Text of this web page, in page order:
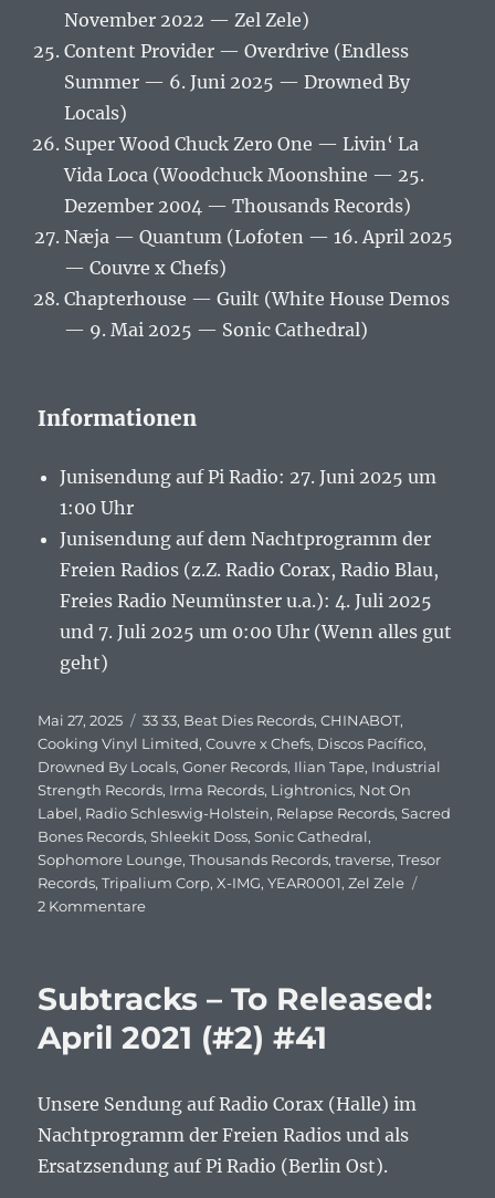
November 2022 — Zel Zele)
Content Provider — Overdrive (Endless
Summer — 6. Juni 2025 — Drowned By
Locals)
Super Wood Chuck Zero One — Livin‘ La
Vida Loca (Woodchuck Moonshine — 25.
Dezember 2004 — Thousands Records)
Næja — Quantum (Lofoten — 16. April 2025
— Couvre x Chefs)
Chapterhouse — Guilt (White House Demos
— 9. Mai 2025 — Sonic Cathedral)
Informationen
Junisendung auf Pi Radio: 27. Juni 2025 um
1:00 Uhr
Junisendung auf dem Nachtprogramm der
Freien Radios (z.Z. Radio Corax, Radio Blau,
Freies Radio Neumünster u.a.): 4. Juli 2025
und 7. Juli 2025 um 0:00 Uhr (Wenn alles gut
geht)
Veröffentlicht
am
Mai 27, 2025 Schlagwörter
33 33, Beat Dies Records,CHINABOT,
Cooking Vinyl Limited,Couvre x Chefs, Discos Pacífico,
Drowned By Locals,Goner Records, Ilian Tape, Industrial
Strength Records, Irma Records, Lightronics, Not On
Label, Radio Schleswig-Holstein, Relapse Records,Sacred
Bones Records,Shleekit Doss,Sonic Cathedral,
Sophomore Lounge,Thousands Records,traverse,Tresor
Records,Tripalium Corp,X-IMG,YEAR0001,Zel Zele
2 Kommentare
Released:
Mai
2025
#94
Subtracks – To Released:
April 2021 (#2) #41
Unsere Sendung auf Radio Corax (Halle) im
Nachtprogramm der Freien Radios und als
Ersatzsendung auf Pi Radio (Berlin Ost).